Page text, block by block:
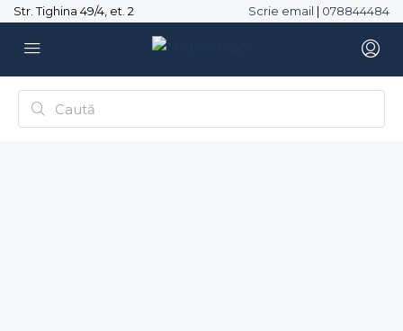
Str. Tighina 49/4, et. 2 Scrie email | 078844484